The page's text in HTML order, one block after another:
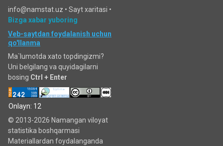
info@namstat.uz • Sayt xaritasi •
Bizga xabar yuboring
Veb-saytdan foydalanish uchun
qo'llanma
Ma`lumotda xato topdingizmi?
Uni belgilang va quyidagilarni
bosing Ctrl + Enter
Onlayn: 12
© 2013-2026 Namangan viloyat
statistika boshqarmasi
Materiallardan foydalanganda